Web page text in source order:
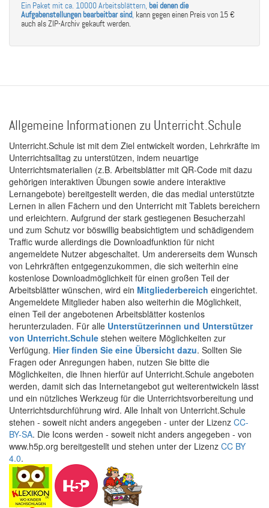
Ein Paket mit ca. 10000 Arbeitsblättern, bei denen die
Aufgabenstellungen bearbeitbar sind, kann gegen einen Preis von 15 €
auch als ZIP-Archiv gekauft werden.
Allgemeine Informationen zu Unterricht.Schule
Unterricht.Schule ist mit dem Ziel entwickelt worden, Lehrkräfte im
Unterrichtsalltag zu unterstützen, indem neuartige
Unterrichtsmaterialien (z.B. Arbeitsblätter mit QR-Code mit dazu
gehörigen interaktiven Übungen sowie andere interaktive
Lernangebote) bereitgestellt werden, die das medial unterstützte
Lernen in allen Fächern und den Unterricht mit Tablets bereichern
und erleichtern. Aufgrund der stark gestiegenen Besucherzahl
und zum Schutz vor böswillig beabsichtigtem und schädigendem
Traffic wurde allerdings die Downloadfunktion für nicht
angemeldete Nutzer abgeschaltet. Um andererseits dem Wunsch
von Lehrkräften entgegenzukommen, die sich weiterhin eine
kostenlose Downloadmöglichkeit für einen großen Teil der
Arbeitsblätter wünschen, wird ein Mitgliederbereich eingerichtet.
Angemeldete Mitglieder haben also weiterhin die Möglichkeit,
einen Teil der angebotenen Arbeitsblätter kostenlos
herunterzuladen. Für alle Unterstützerinnen und Unterstützer
von Unterricht.Schule stehen weitere Möglichkeiten zur
Verfügung. Hier finden Sie eine Übersicht dazu. Sollten Sie
Fragen oder Anregungen haben, nutzen Sie bitte die
Möglichkeiten, die Ihnen hierfür auf Unterricht.Schule angeboten
werden, damit sich das Internetangebot gut weiterentwickeln lässt
und ein nützliches Werkzeug für die Unterrichtsvorbereitung und
Unterrichtsdurchführung wird. Alle Inhalt von Unterricht.Schule
stehen - soweit nicht anders angegeben - unter der Lizenz CC-
BY-SA. Die Icons werden - soweit nicht anders angegeben - von
www.h5p.org bereitgestellt und stehen unter der Lizenz CC BY
4.0.